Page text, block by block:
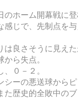
のホーム開幕戦に
感じで、先制点を
は良さそうに見え
ら失点。
０－２。
シーの悪送球から
た歴史的全敗中の